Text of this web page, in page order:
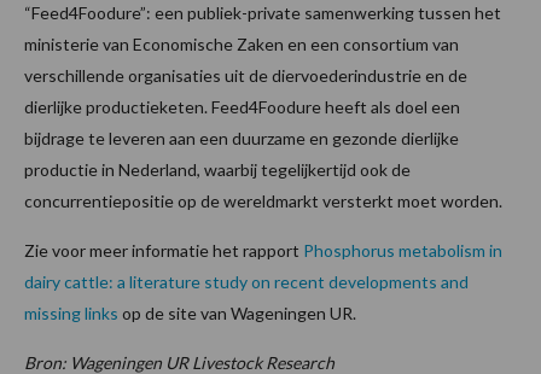
“Feed4Foodure”: een publiek-private samenwerking tussen het
ministerie van Economische Zaken en een consortium van
verschillende organisaties uit de diervoederindustrie en de
dierlijke productieketen. Feed4Foodure heeft als doel een
bijdrage te leveren aan een duurzame en gezonde dierlijke
productie in Nederland, waarbij tegelijkertijd ook de
concurrentiepositie op de wereldmarkt versterkt moet worden.
Zie voor meer informatie het rapport Phosphorus metabolism in
dairy cattle: a literature study on recent developments and
missing links op de site van Wageningen UR.
Bron: Wageningen UR Livestock Research